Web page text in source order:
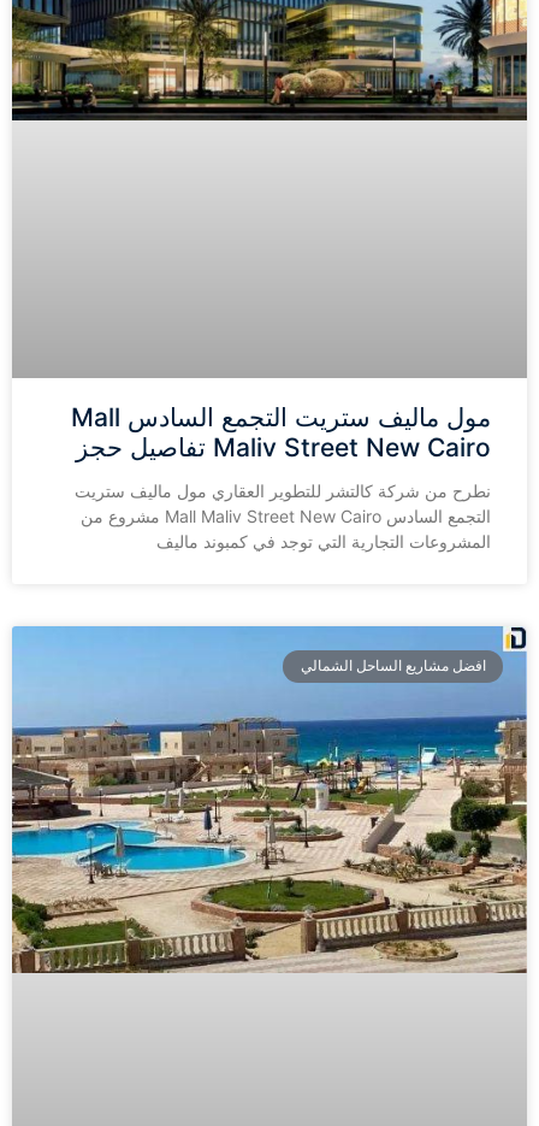
مول ماليف ستريت التجمع السادس Mall
Maliv Street New Cairo تفاصيل حجز
نطرح من شركة كالتشر للتطوير العقاري مول ماليف ستريت
التجمع السادس Mall Maliv Street New Cairo مشروع من
المشروعات التجارية التي توجد في كمبوند ماليف
افضل مشاريع الساحل الشمالي